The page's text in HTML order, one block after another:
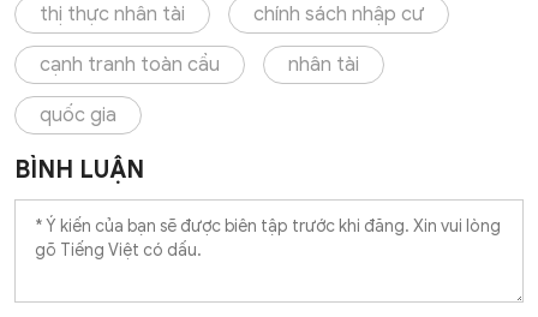
thị thực nhân tài chính sách nhập cư
cạnh tranh toàn cầu nhân tài
quốc gia
BÌNH LUẬN